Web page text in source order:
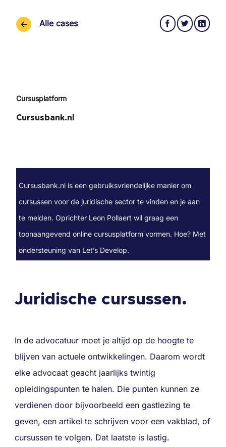
inhoud
Alle cases
Cursusbank.nl is een gebruiksvriendelijke manier om
cursussen voor de juridische sector te vinden en je aan
te melden. Oprichter Leon Pollaert wil graag een
toonaangevend online cursusplatform vormen. Hoe? Met
ondersteuning van Let’s Develop.
Cursusplatform
Cursusbank.nl
Juridische cursussen.
In de advocatuur moet je altijd op de hoogte te
blijven van actuele ontwikkelingen. Daarom wordt
elke advocaat geacht jaarlijks twintig
opleidingspunten te halen. Die punten kunnen ze
verdienen door bijvoorbeeld een gastlezing te
geven, een artikel te schrijven voor een vakblad, of
cursussen te volgen. Dat laatste is lastig.